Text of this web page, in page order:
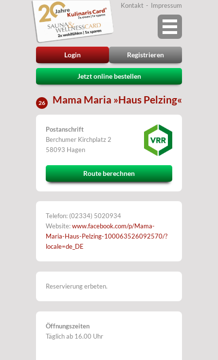
Login Registrieren
Kontakt Impressum
Jetzt online bestellen
26 Mama Maria »Haus Pelzing«
Postanschrift
Berchumer Kirchplatz 2
58093 Hagen
Route berechnen
Telefon: (02334) 5020934
Website:www.facebook.com/p/Mama-
Maria-Haus-Pelzing-100063526092570/?
locale=de_DE
Reservierung erbeten.
Öffnungszeiten
Täglich ab 16.00 Uhr